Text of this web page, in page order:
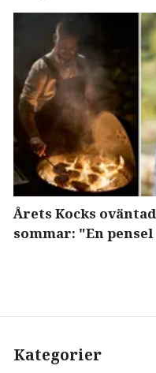
Årets Kocks
sommar: "En
Kategorier